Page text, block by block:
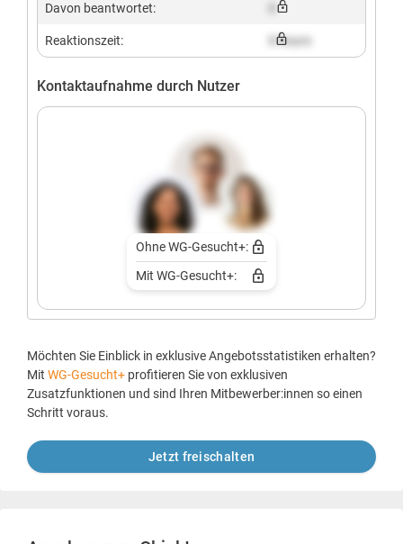
Davon beantwortet:
Reaktionszeit: X hours
Kontaktaufnahme durch Nutzer
Ohne WG-Gesucht+:
Mit WG-Gesucht+:
Möchten Sie Einblick in exklusive Angebotsstatistiken erhalten?
Mit WG-Gesucht+ profitieren Sie von exklusiven
Zusatzfunktionen und sind Ihren Mitbewerber:innen so einen
Schritt voraus.
Jetzt freischalten